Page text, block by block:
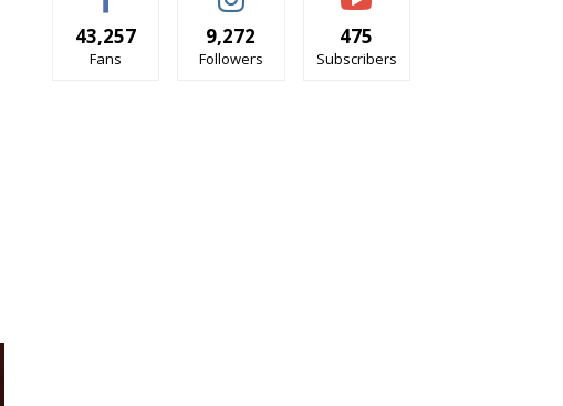
43,257
Fans
9,272
Followers
475
Subscribers